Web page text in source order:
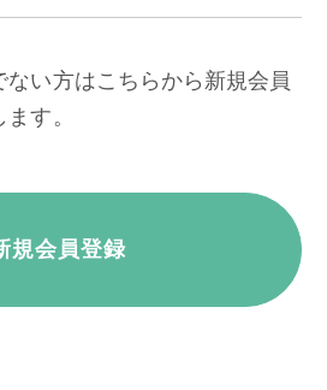
い方はこちらから新規会員
す。
規会員登録